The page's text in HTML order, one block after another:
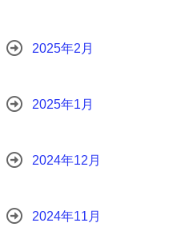
2025年2月
2025年1月
2024年12月
2024年11月